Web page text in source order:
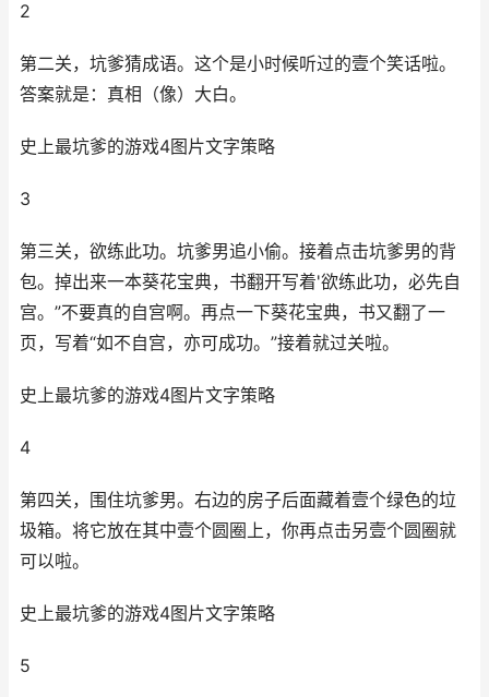
2
第二关，坑爹猜成语。这个是小时候听过的壹个笑话啦。
答案就是：真相（像）大白。
史上最坑爹的游戏4图片文字策略
3
第三关，欲练此功。坑爹男追小偷。接着点击坑爹男的背
包。掉出来一本葵花宝典，书翻开写着'欲练此功，必先自
宫。”不要真的自宫啊。再点一下葵花宝典，书又翻了一
页，写着“如不自宫，亦可成功。”接着就过关啦。
史上最坑爹的游戏4图片文字策略
4
第四关，围住坑爹男。右边的房子后面藏着壹个绿色的垃
圾箱。将它放在其中壹个圆圈上，你再点击另壹个圆圈就
可以啦。
史上最坑爹的游戏4图片文字策略
5